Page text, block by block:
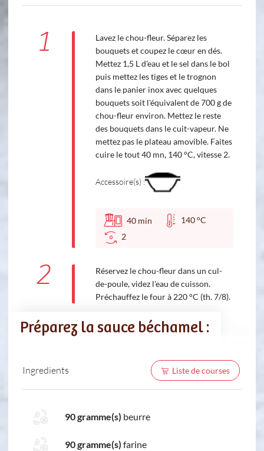
1
Lavez le chou-fleur. Séparez les
bouquets et coupez le cœur en dés.
Mettez 1,5 L d'eau et le sel dans le bol
puis mettez les tiges et le trognon
dans le panier inox avec quelques
bouquets soit l'équivalent de 700 g de
chou-fleur environ. Mettez le reste
des bouquets dans le cuit-vapeur. Ne
mettez pas le plateau amovible. Faites
cuire le tout 40 mn, 140 °C, vitesse 2.
Accessoire(s) :
40 min
140 °C
2
2
Réservez le chou-fleur dans un cul-
de-poule, videz l'eau de cuisson.
Préchauffez le four à 220 °C (th. 7/8).
Préparez la sauce béchamel :
Ingredients Liste de courses
90 gramme(s) beurre
90 gramme(s) farine